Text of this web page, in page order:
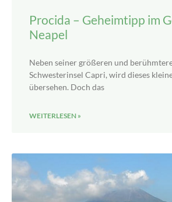
Procida – Geheimtipp im
Neapel
Neben seiner größeren und
Schwesterinsel Capri, wird dieses
übersehen. Doch das
WEITERLESEN »